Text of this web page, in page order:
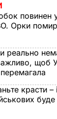
повинен
Орки
реально
щоб
красти – і
буде